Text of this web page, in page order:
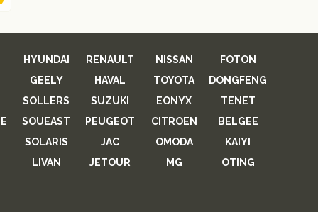
HYUNDAI RENAULT NISSAN
FOTON
GEELY
HAVAL TOYOTA
DONGFENG
SOLLERS
SUZUKI EONYX
TENET
SOUEAST PEUGEOT CITROEN
BELGEE
SOLARIS
JAC OMODA
KAIYI
LIVAN
JETOUR MG OTING